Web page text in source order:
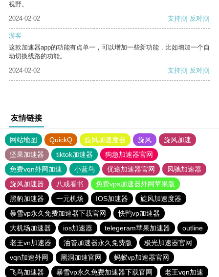
视野。
2024-02-02
支持[0] 反对[0]
游客
这款加速器app的功能有点单一，可以增加一些新功能，比如增加一个自
动切换线路的功能。
2024-02-02
支持[0] 反对[0]
友情链接
网站地图 QuickQ 旋风加速度器 旋风
旋风加速
坚果加速器
tiktok加速器
狗急加速器官网
免费vqn外网加速
小蓝鸟 优途加速器官网
风驰加速器
旋风加速器
八戒看书
免费vps加速器外网苹果版
黑豹加速器
一元机场 IOS加速器
旋风加速度器
暴雪vp永久免费加速器下载官网
快鸭vp加速器
大机场加速器
ios加速器 telegeram苹果加速器
outline
老王vn加速器
油管加速器永久免费版
极光加速器官网
vqn加速外网
黑洞加速官网
蚂蚁vp加速器官网
飞鸟加速器
暴雪vp永久免费加速器下载官网 老王vqn加速